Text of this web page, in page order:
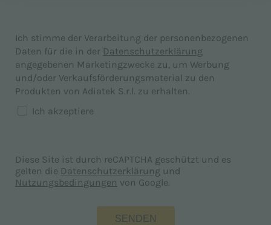
Ich stimme der Verarbeitung der personenbezogenen
Daten für die in der Datenschutzerklärung
angegebenen Marketingzwecke zu, um Werbung
und/oder Verkaufsförderungsmaterial zu den
Produkten von Adiatek S.r.l. zu erhalten.
Ich akzeptiere
Diese Site ist durch reCAPTCHA geschützt und es
gelten die Datenschutzerklärung und
Nutzungsbedingungen von Google.